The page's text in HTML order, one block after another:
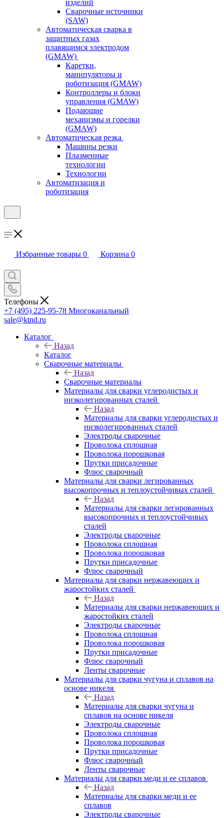
изделий
Сварочные источники
(SAW)
Автоматическая сварка в
защитных газах
плавящимся электродом
(GMAW)
Каретки,
манипуляторы и
роботизация (GMAW)
Контроллеры и блоки
управления (GMAW)
Подающие
механизмы и горелки
(GMAW)
Автоматическая резка
Машины резки
Плазменные
технологии
Технологии
Автоматизация и
роботизация
Избранные товары 0 Корзина 0
Телефоны
+7 (495) 225-95-78 Многоканальный
sale@ktnd.ru
Каталог
Назад
Каталог
Сварочные материалы
Назад
Сварочные материалы
Материалы для сварки углеродистых и
низколегированных сталей
Назад
Материалы для сварки углеродистых и
низколегированных сталей
Электроды сварочные
Проволока сплошная
Проволока порошковая
Прутки присадочные
Флюс сварочный
Материалы для сварки легированных
высокопрочных и теплоустойчивых сталей
Назад
Материалы для сварки легированных
высокопрочных и теплоустойчивых
сталей
Электроды сварочные
Проволока сплошная
Проволока порошковая
Прутки присадочные
Флюс сварочный
Материалы для сварки нержавеющих и
жаростойких сталей
Назад
Материалы для сварки нержавеющих и
жаростойких сталей
Электроды сварочные
Проволока сплошная
Проволока порошковая
Прутки присадочные
Флюс сварочный
Ленты сварочные
Материалы для сварки чугуна и сплавов на
основе никеля
Назад
Материалы для сварки чугуна и
сплавов на основе никеля
Электроды сварочные
Проволока сплошная
Проволока порошковая
Прутки присадочные
Флюс сварочный
Ленты сварочные
Материалы для сварки меди и ее сплавов
Назад
Материалы для сварки меди и ее
сплавов
Электроды сварочные